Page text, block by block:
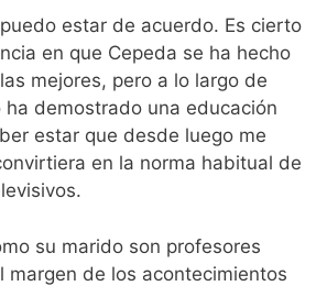
estar de acuerdo. Es cierto
en que Cepeda se ha hecho
mejores, pero a lo largo de
demostrado una educación
estar que desde luego me
en la norma habitual de
su marido son profesores
margen de los acontecimientos